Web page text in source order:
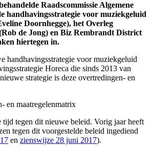
Raadscommissie Algemene
handhavingsstrategie voor muziekgeluid
Doornhegge), het Overleg
de Jong) en Biz Rembrandt District
hiertegen in.
handhavingsstrategie voor muziekgeluid
Horeca die sinds 2013 van
strategie is deze overtredingen- en
tegen dit nieuwe beleid. Vorig jaar heeft
tegen dit voorgestelde beleid ingediend
en zienswijze 28 juni 2017).